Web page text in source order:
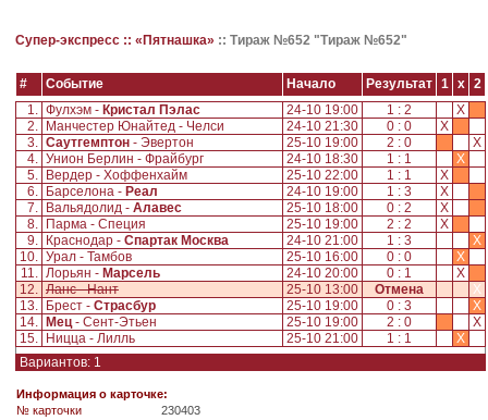
Супер-экспресс :: «Пятнашка» :: Тираж №652 "Тираж №652"
# Событие Начало Результат 1 x
2
1. Фулхэм - Кристал Пэлас 24-10 19:00 1 : 2
X
2.
Манчестер Юнайтед - Челси 24-10 21:30 0 : 0
X
3. Саутгемптон - Эвертон 25-10 19:00 2 : 0
X
4. Унион Берлин - Фрайбург 24-10 18:30 1 : 1
X
5.
Вердер - Хоффенхайм 25-10 22:00 1 : 1
X
6.
Барселона - Реал 24-10 19:00 1 : 3
X
7.
Вальядолид - Алавес 25-10 18:00 0 : 2
X
8.
Парма - Специя 25-10 19:00 2 : 2
X
9.
Краснодар - Спартак Москва 24-10 21:00 1 : 3
X
10. Урал - Тамбов 25-10 16:00 0 : 0
X
11. Лорьян - Марсель 24-10 20:00 0 : 1
X
12. Ланс - Нант 25-10 13:00 Отмена
X
13.
Брест - Страсбур 25-10 19:00 0 : 3
X
14.
Мец- Сент-Этьен 25-10 19:00 2 : 0
X
15.
Ницца - Лилль 25-10 21:00 1 : 1
X
Вариантов: 1
Информация о карточке:
№ карточки
230403